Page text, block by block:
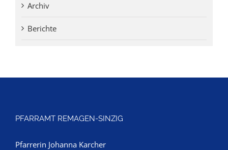
Archiv
Berichte
PFARRAMT REMAGEN-SINZIG
Pfarrerin Johanna Karcher